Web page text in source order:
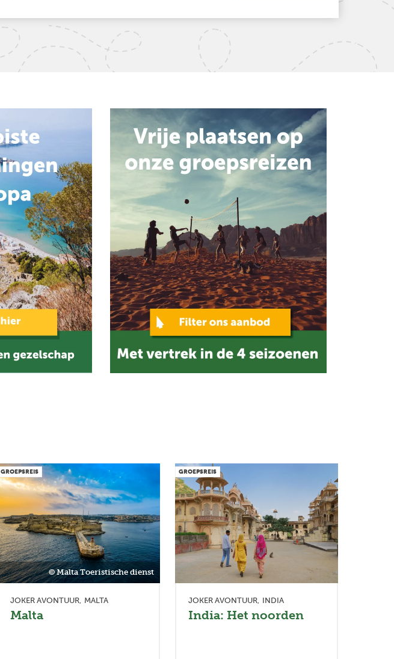
© Malta Toeristische dienst
GROEPSREIS
JOKER AVONTUUR MALTA
Malta
GROEPSREIS
JOKER AVONTUUR INDIA
India: Het noorden